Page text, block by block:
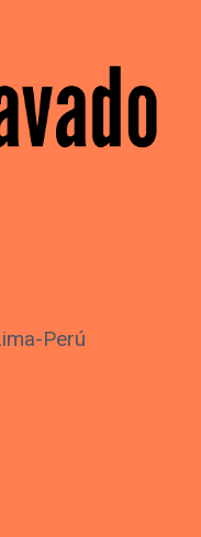
Perú